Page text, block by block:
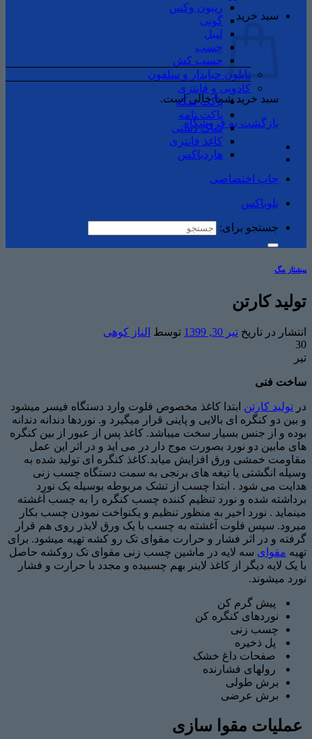
سبد خرید
سبد خرید شما خالی است.
بازگشت به فروشگاه
ریبون وکس
گونی
لیبل
چسب
چسب ‌کش
نایلون حبابدار و سلفون
کادویی و فانتزی
پاکت سکه
پاکت نامه
ساک دستی
کاغذ فانتزی
هاردباکس
چاپ اختصاصی
بلوباکس
جستجو برای:
پیشتاز مگ
تولید کارتن
انتشار در تاریخ تیر 30, 1399 توسط الناز کوهی
30
تیر
ساخت فنی
در تولید کارتن ابتدا کاغذ مخصوص فلوت وارد دستگاه فیسر میشود
و بین دو کنگره ای بالایی و پاینی قرار میگیرد و. نوردها دندانه دندانه
بوده و از جنس بسیار سخت میباشد. کاغذ پس از عبور از بین کنگره
های مابین دو نورد بصورت موج دار در می اید و در اثر این عمل
مقاومت خمشی ورق افزایش میابد.کاغذ کنگره ای تولید شده به
وسیله انگشتی یا تیغه های برنجی به سمت دستگاه چسب زنی
هدایت می شود . ابتدا چسب از تشک مربوطه بوسیله یک نورد
برداشته شده و نورد تنظیم کننده چسب کنگره را به چسب آغشته
مینماید . نورد اخیر به منظور تنظیم و یکنواخت نمودن چسب بکار
میرود. سپس فلوت آغشته به چسب با یک ورق لایذر روی هم قرار
گرفته و در اثر فشار و حرارت مقوای تک رو کشه تهیه میشود. برای
تهیه مقوای سه لایه در ماشین چسب زنی مقوای تک روکشه حاصل
با یک لایه دیگر از کاغذ لاینر بهم چسبیده و مجدد با حرارت و فشار
نورد میشوند.
پیش گرم کن
نوردهای کنگره کن
چسب زنی
پل ذخیره
صفحات داغ خشک
رولهای فشارنده
برش طولی
برش عرضی
عملیات مقوا سازی